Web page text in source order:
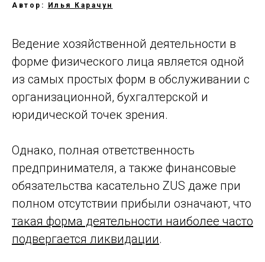
Автор:
Илья Карачун
Ведение хозяйственной деятельности в
форме физического лица является одной
из самых простых форм в обслуживании с
организационной, бухгалтерской и
юридической точек зрения.
Однако, полная ответственность
предпринимателя, а также финансовые
обязательства касательно ZUS даже при
полном отсутствии прибыли означают, что
такая форма деятельности наиболее часто
подвергается ликвидации.